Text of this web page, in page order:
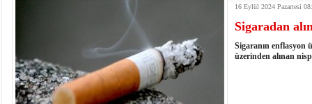
18:14
- VEFAT • Mehmet Ata Baştuğ
- Mardin’de yangına müdahale eden itfaiye
13:13
- Başkan Genç, Şırnak'ta dönel kavşak çağrısını
13:07- Bakan Memişoğlu: 500 yataklı hastanemizi
13:06- Bitlis'te bir kişinin hayatını kaybettiği husumet
13:05- Öter: Çiftçinin kullandığı mazot, gübre ve
13:03- Batman Üniversitesinin 2026 YKS kontenjanı
16 Eylül 2024 Pazartesi
Sigaradan
Sigaranın enflasyon
üzerinden alınan